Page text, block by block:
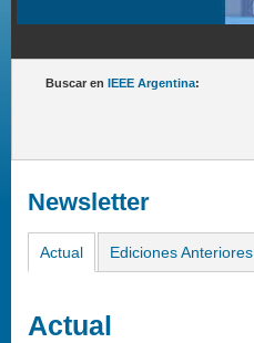
Buscar en IEEE Argentina:
Newsletter
Actual Ediciones Anteriores
Actual